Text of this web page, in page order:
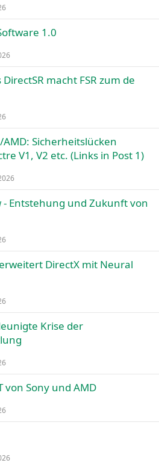
1.0
macht FSR zum de
Sicherheitslücken
V1, V2 etc. (Links in Post 1)
- Entstehung und Zukunft von
DirectX mit Neural
Krise der
von Sony und AMD